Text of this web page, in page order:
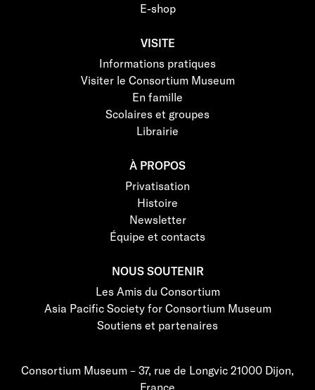
E-shop
VISITE
Informations pratiques
Visiter le Consortium Museum
En famille
Scolaires et groupes
Librairie
À PROPOS
Privatisation
Histoire
Newsletter
Équipe et contacts
NOUS SOUTENIR
Les Amis du Consortium
Asia Pacific Society for Consortium Museum
Soutiens et partenaires
Consortium Museum – 37, rue de Longvic 21000 Dijon,
France